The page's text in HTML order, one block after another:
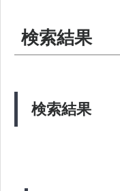
検索結果
検索結果